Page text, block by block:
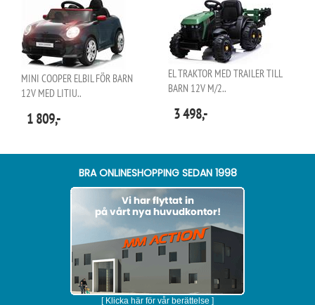
MINI COOPER ELBIL FÖR BARN
12V MED LITIU..
1 809,-
EL TRAKTOR MED TRAILER TILL
BARN 12V M/2..
3 498,-
BRA ONLINESHOPPING SEDAN 1998
[ Klicka här för vår berättelse ]